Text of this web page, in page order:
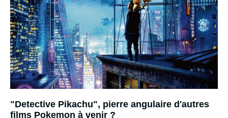
"Detective Pikachu", pierre angulaire d'autres
films Pokemon à venir ?